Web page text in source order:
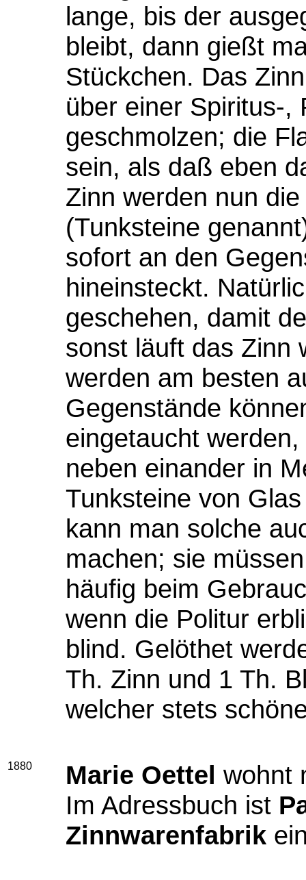
lange, bis der
bleibt, dann gießt
Stückchen. Das
über einer Spiritus-,
geschmolzen; die
sein, als daß eben
Zinn werden nun
(Tunksteine
sofort an den
hineinsteckt.
geschehen, damit
sonst läuft das Zinn
werden am besten
Gegenstände
eingetaucht
neben einander in
Tunksteine von
kann man solche
machen; sie
häufig beim
wenn die Politur
blind. Gelöthet
Th. Zinn und 1 Th.
welcher stets
1880 Marie Oettel wohnt
Im Adressbuch ist
Zinnwarenfabrik